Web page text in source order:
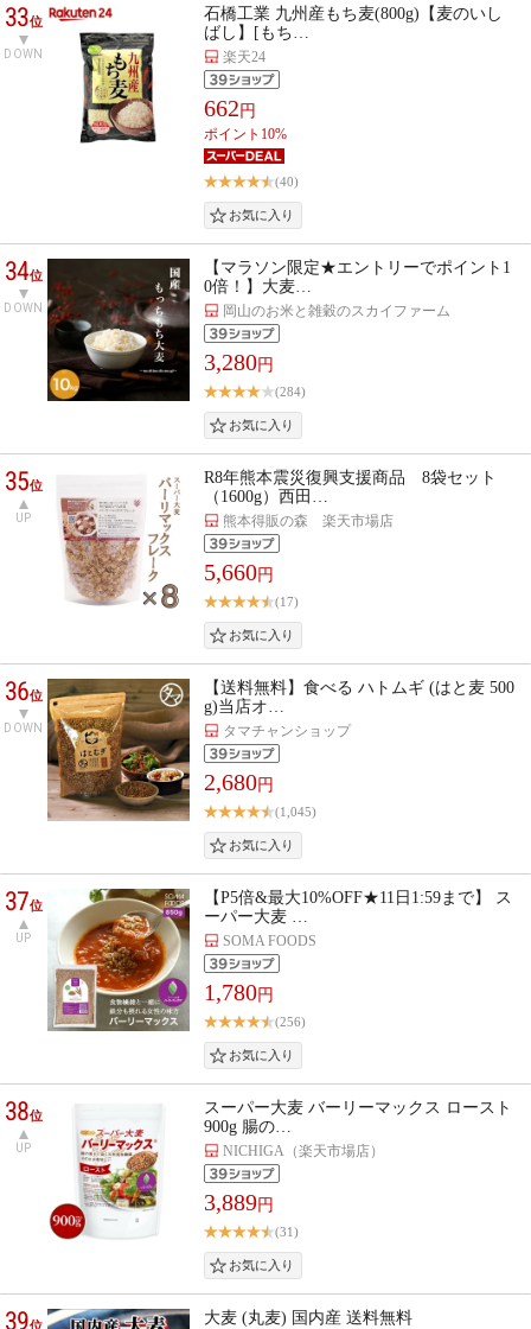
33位
DOWN
石橋工業 九州産もち麦(800g)【麦のいし
ばし】[もち…
楽天24
662 円
ポイント10%
(40)
34位
DOWN
【マラソン限定★エントリーでポイント1
0倍！】大麦…
岡山のお米と雑穀のスカイファーム
3,280円
(284)
35位
UP
R8年熊本震災復興支援商品 8袋セット
（1600g）西田…
熊本得販の森 楽天市場店
5,660円
(17)
36位
DOWN
【送料無料】食べる ハトムギ (はと麦 500
g)当店オ…
タマチャンショップ
2,680円
(1,045)
37位
UP
【P5倍&最大10%OFF★11日1:59まで】 ス
ーパー大麦 …
SOMA FOODS
1,780円
(256)
38位
UP
スーパー大麦 バーリーマックス ロースト
900g 腸の…
NICHIGA（楽天市場店）
3,889円
(31)
39位 大麦 (丸麦) 国内産 送料無料